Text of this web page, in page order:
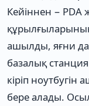
Кейіннен − PDA
ашылды, яғни
базалық
кіріп ноутбугін
бере алады.